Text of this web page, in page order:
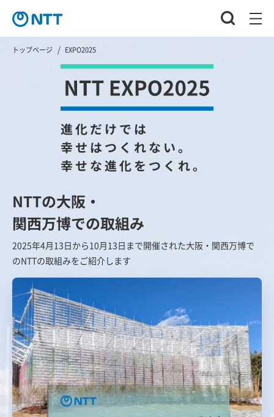
トップページ EXPO2025
進化だけでは
幸せはつくれない。
幸せな進化をつくれ。
NTTの大阪・
関西万博での取組み
2025年4月13日から10月13日まで開催された大阪・関西万博で
のNTTの取組みをご紹介します